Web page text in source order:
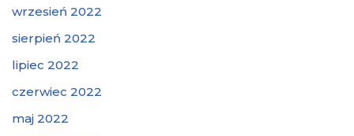
wrzesień 2022
sierpień 2022
lipiec 2022
czerwiec 2022
maj 2022